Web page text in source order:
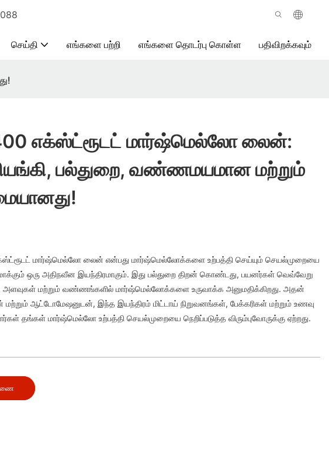
செய்தி எங்களை பற்றி எங்களை தொடர்பு கொள்ள பதிவிறக்கவும்
எக்ஸ்ட்ரூடட் மார்ஷ்மெல்லோ லைன்:
பல்துறை, வண்ணமயமான மற்றும்
மார்ஷ்மெல்லோ லைன் என்பது மார்ஷ்மெல்லோக்களை உற்பத்தி செய்யும் செயல்முறையை
ஒரு அதிநவீன இயந்திரமாகும். இது பல்துறை திறன் கொண்டது, பயனர்கள் வெவ்வேறு
அளவுகள் மற்றும் வண்ணங்களில் மார்ஷ்மெல்லோக்களை உருவாக்க அனுமதிக்கிறது. அதன்
மற்றும் ஆட்டோமேஷனுடன், இந்த இயந்திரம் மிட்டாய் நிறுவனங்கள், பேக்கரிகள் மற்றும் உணவு
தங்கள் மார்ஷ்மெல்லோ உற்பத்தி செயல்முறையை நெறிப்படுத்த விரும்புவோருக்கு ஏற்றது.